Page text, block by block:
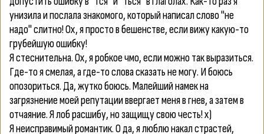
унизила и послала знакомого, который написал слово "не
надо" слитно! Ох, я просто в бешенстве, если вижу какую-то
грубейшую ошибку!
Я стеснительна.Ох, я робкое чмо, если можно так выразиться.
Где-то я смелая, а где-то слова сказать не могу. И боюсь
опозориться. Да, жутко боюсь. Малейший намек на
загрязнение моей репутации ввергает меня в гнев, а затем в
отчаяние. Я лоб расшибу, но защищу свою честь! х)
Я неисправимый романтик.О да, я люблю накал страстей,